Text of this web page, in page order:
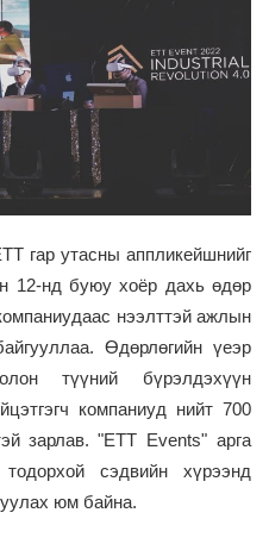
гар утасны аппликейшнийг
12-нд буюу хоёр дахь өдөр
нээлттэй ажлын
Өдөрлөгийн үеэр
түүний бүрэлдэхүүн
компаниуд нийт 700
зарлав. "ETT Events" арга
сэдвийн хүрээнд
юм байна.